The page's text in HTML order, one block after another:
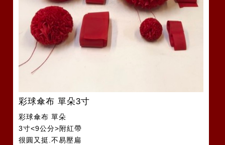
彩球傘布 單朵3寸
彩球傘布 單朵
3寸<9公分>附紅帶
很圓又挺.不易壓扁